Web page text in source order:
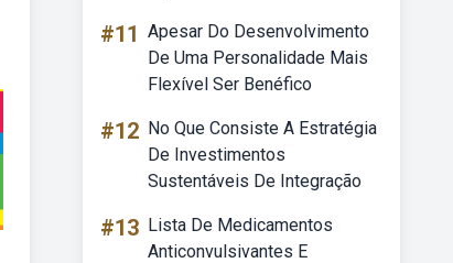
#11 Apesar Do Desenvolvimento
De Uma Personalidade Mais
Flexível Ser Benéfico
#12 No Que Consiste A Estratégia
De Investimentos
Sustentáveis De Integração
#13 Lista De Medicamentos
Anticonvulsivantes E